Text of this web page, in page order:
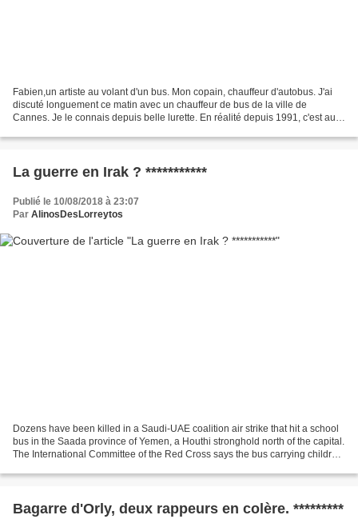
Fabien,un artiste au volant d'un bus. Mon copain, chauffeur d'autobus. J'ai
discuté longuement ce matin avec un chauffeur de bus de la ville de
Cannes. Je le connais depuis belle lurette. En réalité depuis 1991, c'est au
La guerre en Irak ? ***********
Publié le 10/08/2018 à 23:07
Par AlinosDesLorreytos
Dozens have been killed in a Saudi-UAE coalition air strike that hit a school
bus in the Saada province of Yemen, a Houthi stronghold north of the capital.
The International Committee of the Red Cross says the bus carrying children
Bagarre d'Orly, deux rappeurs en colère. *********